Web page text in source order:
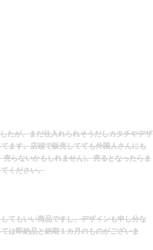
たが、まだ仕入れられそうだしカタチやデザ
ます。店頭で販売してても外国人さんにも
らないかもしれません)。売るとなったらま
ください。
てもいい商品ですし、デザインも申し分な
は即納品と納期１カ月のものがございま